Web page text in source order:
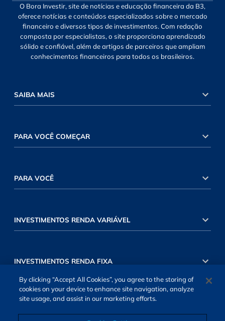
O Bora Investir, site de notícias e educação financeira da B3,
oferece notícias e conteúdos especializados sobre o mercado
financeiro e diversos tipos de investimentos. Com redação
composta por especialistas, o site proporciona aprendizado
sólido e confiável, além de artigos de parceiros que ampliam
conhecimentos financeiros para todos os brasileiros.
SAIBA MAIS
PARA VOCÊ COMEÇAR
PARA VOCÊ
INVESTIMENTOS RENDA VARIÁVEL
INVESTIMENTOS RENDA FIXA
By clicking “Accept All Cookies”, you agree to the storing of
cookies on your device to enhance site navigation, analyze
site usage, and assist in our marketing efforts.